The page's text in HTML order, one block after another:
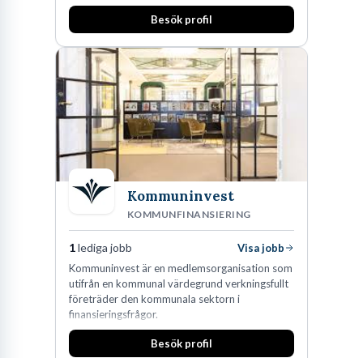
och Oceanien. Vi är specialister inom
affärsjuridikens alla områden och vi har några
fler än 450 jurister på fem kontor i Stockholm,
Köpenhamn, Århus, Oslo och Helsingfors kan vi
på DLA Piper erbjuda våra klienter en unik,
effektiv och gränsöverskridande nordisk
expertis. På vårt kontor i centrala Stockholm är
vi idag drygt 240 medarbetare.
Besök profil
Kommuninvest
KOMMUNFINANSIERING
1lediga jobb
Visa jobb
Kommuninvest är en medlemsorganisation som
utifrån en kommunal värdegrund verkningsfullt
företräder den kommunala sektorn i
finansieringsfrågor.
Besök profil